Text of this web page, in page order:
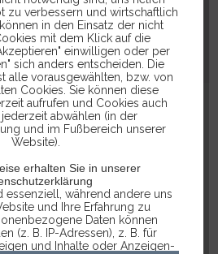
zu verbessern und wirtschaftlich
in den Einsatz der nicht
mit dem Klick auf die
einwilligen oder per
sich anders entscheiden. Die
alle vorausgewählten, bzw. von
Cookies. Sie können diese
aufrufen und Cookies auch
abwählen (in der
und im Fußbereich unserer
Website).
erhalten Sie in unserer
essenziell, während andere uns
und Ihre Erfahrung zu
Daten können
(z. B. IP-Adressen), z. B. für
und Inhalte oder Anzeigen-
SUPERFEIN